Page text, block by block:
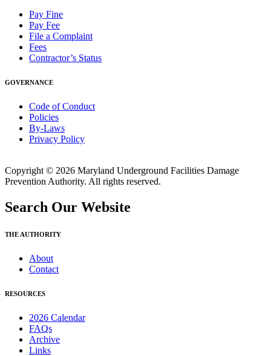
Pay Fine
Pay Fee
File a Complaint
Fees
Contractor’s Status
GOVERNANCE
Code of Conduct
Policies
By-Laws
Privacy Policy
Copyright © 2026 Maryland Underground Facilities Damage
Prevention Authority. All rights reserved.
Search Our Website
THE AUTHORITY
About
Contact
RESOURCES
2026 Calendar
FAQs
Archive
Links